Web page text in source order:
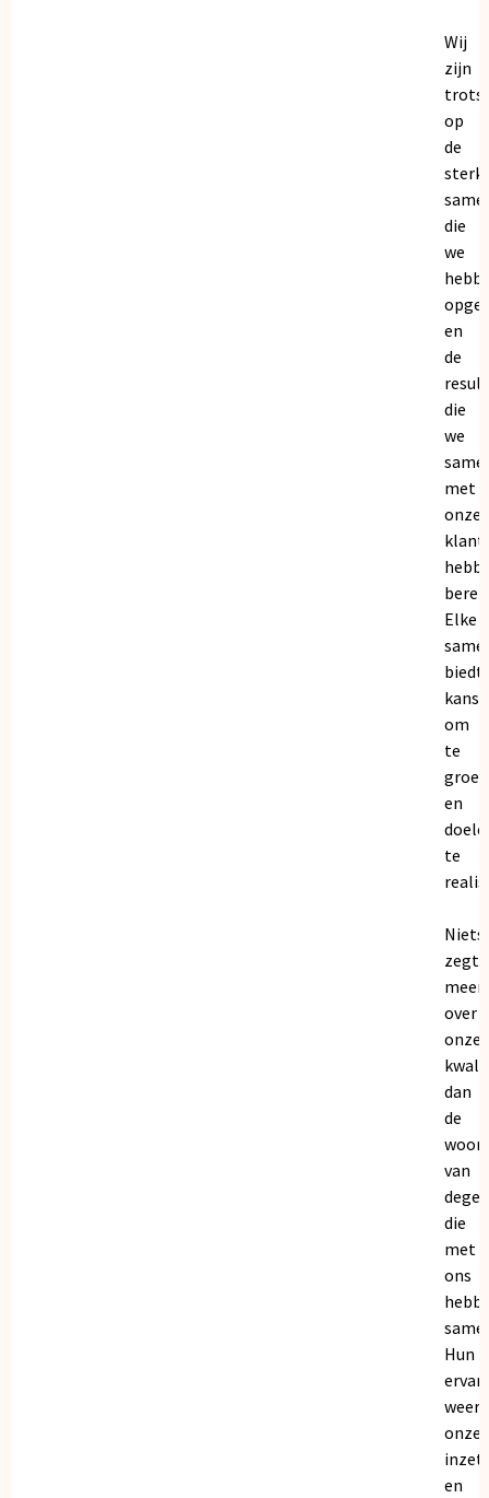
Wij
zijn
trots
op
de
die
we
en
de
die
we
met
onze
Elke
biedt
om
te
en
te
Niets
zegt
meer
over
onze
dan
de
van
die
met
ons
Hun
onze
inzet
en